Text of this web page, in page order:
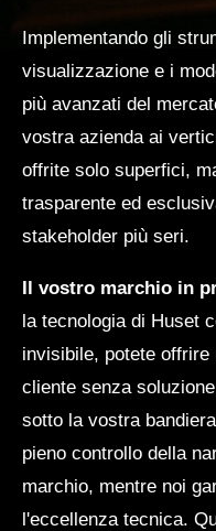
Implementando gli
visualizzazione e i
più avanzati del
vostra azienda ai
offrite solo superfici,
trasparente ed
stakeholder più seri.
Il vostro marchio in
la tecnologia di Huset
invisibile, potete offrire
cliente senza
sotto la vostra
pieno controllo della
marchio, mentre noi
l'eccellenza tecnica.